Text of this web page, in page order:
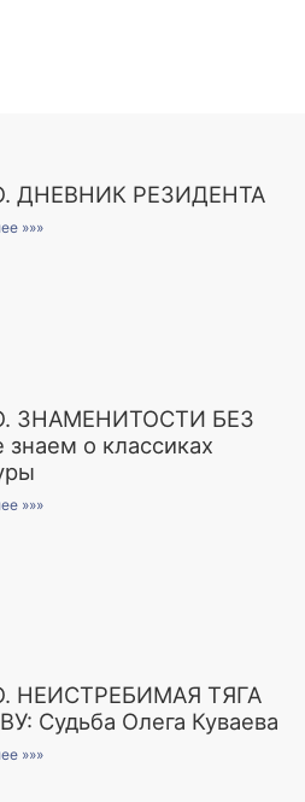
ДНЕВНИК РЕЗИДЕНТА
»»»
ЗНАМЕНИТОСТИ БЕЗ
о классиках
»»»
НЕИСТРЕБИМАЯ ТЯГА
Судьба Олега Куваева
»»»